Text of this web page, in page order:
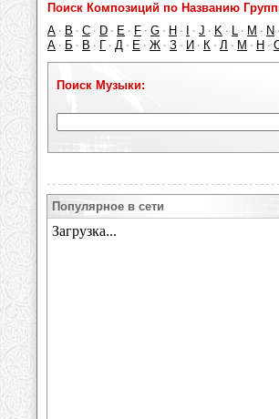
Поиск Композиций по Названию
A · B · C · D · E · F · G · H · · J · K · L · M · N ·
А · Б · В · Г · Д · Е · Ж · З · И · К · Л · М · Н ·
Поиск Музыки:
Популярное в сети